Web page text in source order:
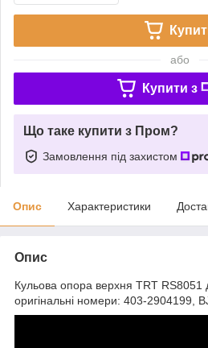
або
Купити з
Що таке купити з Пром?
Замовлення під захистом
Опис Характеристики
Опис
Кульова опора верхня TRT RS8051
оригінальні номери: 403-2904199,